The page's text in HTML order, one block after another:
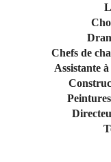
Chefs de
Assistante à
Peintures